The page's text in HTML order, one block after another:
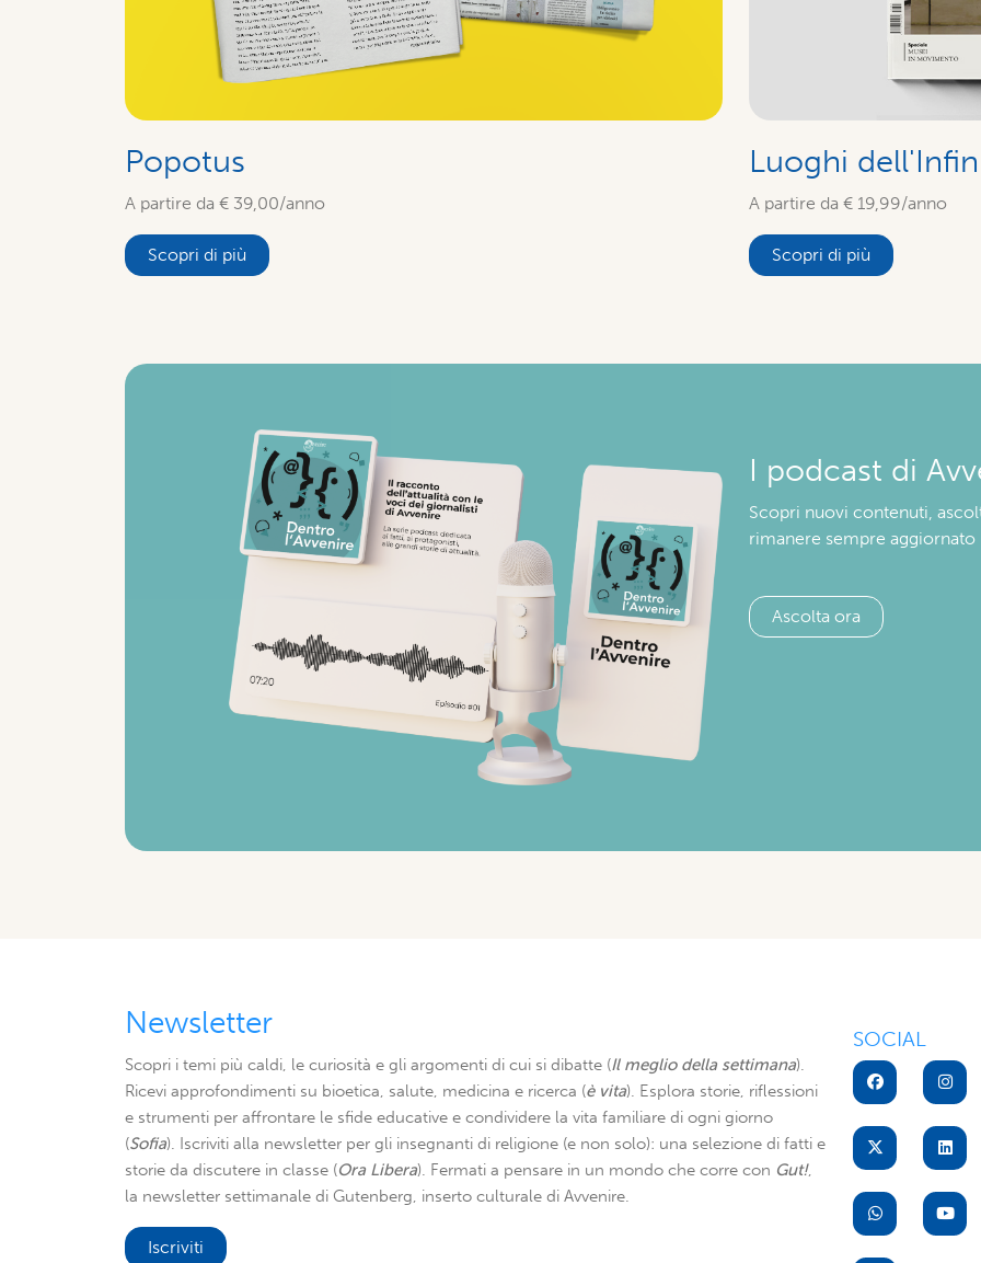
Popotus
A partire da € 39,00/anno
Scopri di più
Luoghi
A partire da € 19,99/anno
Scopri di più
I podcast di
Scopri nuovi contenuti,
rimanere sempre aggiornato
Ascolta ora
Newsletter
Scopri i temi più caldi, le curiosità e gli argomenti di cui si dibatte (Il meglio della settimana).
Ricevi approfondimenti su bioetica, salute, medicina e ricerca (è vita). Esplora storie, riflessioni
e strumenti per affrontare le sfide educative e condividere la vita familiare di ogni giorno
(Sofia). Iscriviti alla newsletter per gli insegnanti di religione (e non solo): una selezione di fatti e
storie da discutere in classe (Ora Libera). Fermati a pensare in un mondo che corre con Gut!,
la newsletter settimanale di Gutenberg, inserto culturale di Avvenire.
Iscriviti
SOCIAL